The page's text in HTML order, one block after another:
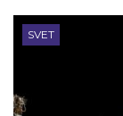
SVET